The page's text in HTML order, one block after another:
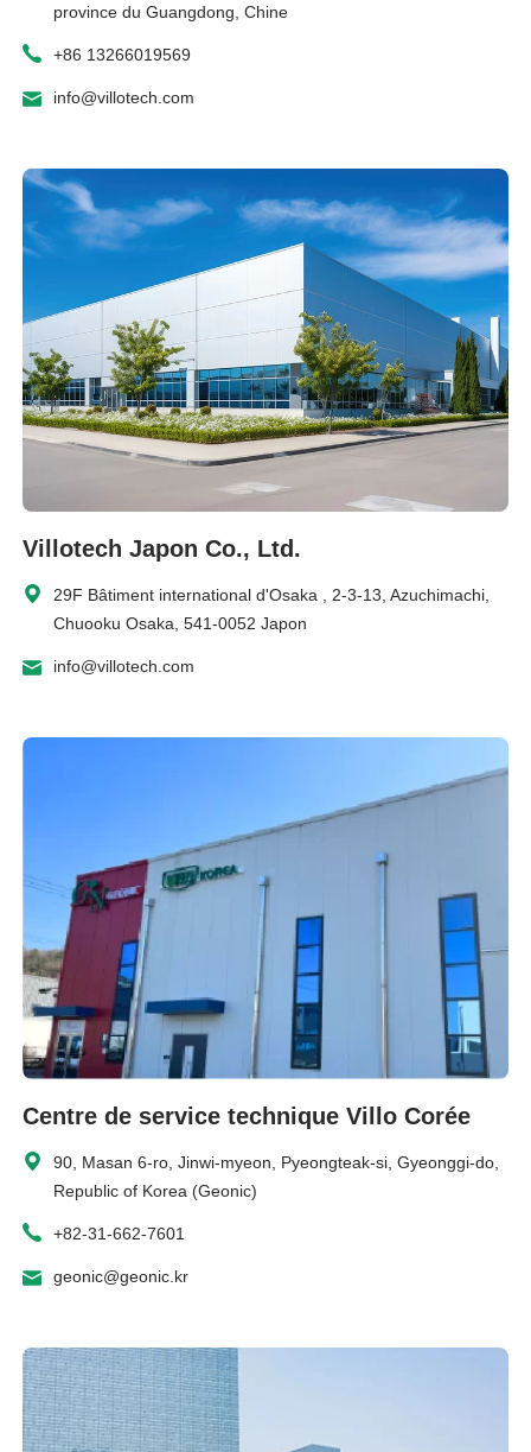
province du Guangdong, Chine
+86 13266019569
info@villotech.com
Villotech Japon Co., Ltd.
29F Bâtiment international d'Osaka , 2-3-13, Azuchimachi,
Chuooku Osaka, 541-0052 Japon
info@villotech.com
Centre de service technique Villo Corée
90, Masan 6-ro, Jinwi-myeon, Pyeongteak-si, Gyeonggi-do,
Republic of Korea (Geonic)
+82-31-662-7601
geonic@geonic.kr